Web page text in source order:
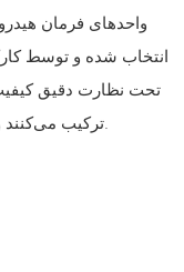
انتخاب شده و توسط
تحت نظارت دقیق
ترکیب می‌کنند و عملکرد قابل اعتمادی را در سیستم‌های فرمان هیدرولیک تضمین می‌کنند.